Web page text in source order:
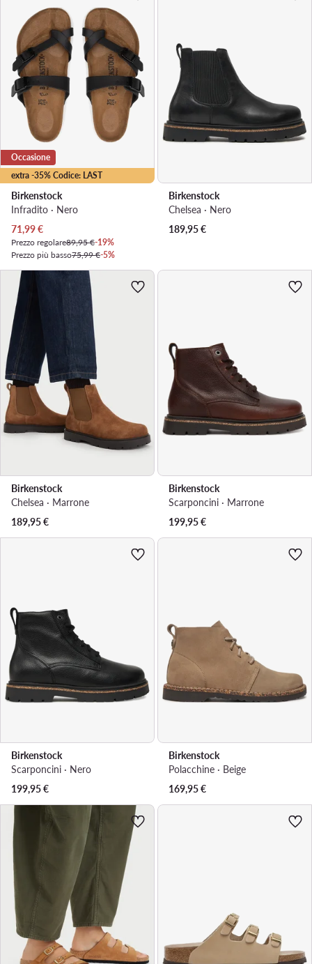
extra -35% Codice: LAST
Occasione
Birkenstock
Infradito · Nero
Prezzo attuale
71,99€
Prezzo regolare89,95 €-19%
Prezzo più basso75,99 €-5%
Birkenstock
Chelsea · Nero
189,95€
Birkenstock
Chelsea · Marrone
189,95€
Birkenstock
Scarponcini · Marrone
199,95€
Birkenstock
Scarponcini · Nero
199,95€
Birkenstock
Polacchine · Beige
169,95€